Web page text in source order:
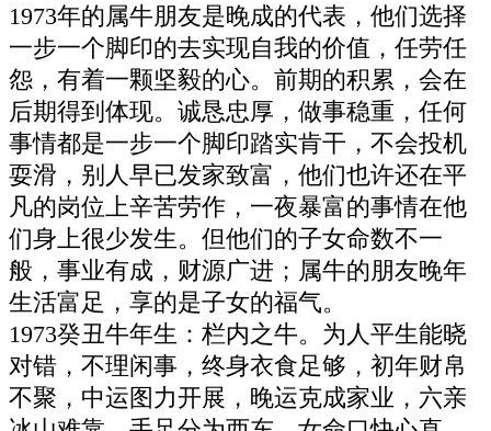
1973年的属牛朋友是晚成的代表，他们选择
一步一个脚印的去实现自我的价值，任劳任
怨，有着一颗坚毅的心。前期的积累，会在
后期得到体现。诚恳忠厚，做事稳重，任何
事情都是一步一个脚印踏实肯干，不会投机
耍滑，别人早已发家致富，他们也许还在平
凡的岗位上辛苦劳作，一夜暴富的事情在他
们身上很少发生。但他们的子女命数不一
般，事业有成，财源广进；属牛的朋友晚年
生活富足，享的是子女的福气。
1973癸丑牛年生：栏内之牛。为人平生能晓
对错，不理闲事，终身衣食足够，初年财帛
不聚，中运图力开展，晚运克成家业，六亲